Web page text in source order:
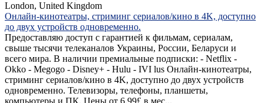
London, United Kingdom
Онлайн-кинотеатры, стриминг сериалов/кино в 4K, доступно
до двух устройств одновременно.
Предоставляю доступ с гарантией к фильмам, сериалам,
свыше тысячи телеканалов Украины, России, Беларуси и
всего мира. В наличии премиальные подписки: - Netflix -
Okko - Megogo - Disney+ - Hulu - IVI lus Онлайн-кинотеатры,
стриминг сериалов/кино в 4K, доступно до двух устройств
одновременно. Телевизоры, телефоны, планшеты,
компьютеры и ПК. Цены от 6.99£ в мес...